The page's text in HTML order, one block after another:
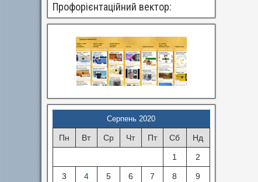
Профорієнтаційний вектор:
Серпень 2020
Пн Вт Ср Чт Пт Сб Нд
1 2
3 4 5 6 7 8 9